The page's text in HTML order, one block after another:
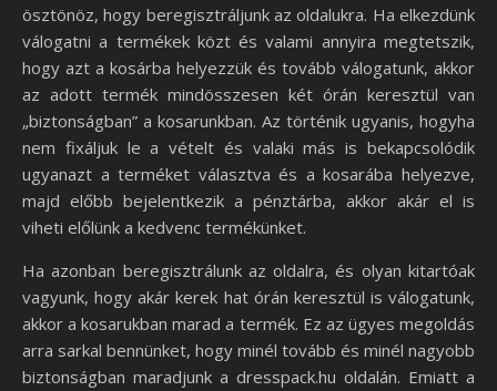
ösztönöz, hogy beregisztráljunk az oldalukra. Ha elkezdünk
válogatni a termékek közt és valami annyira megtetszik,
hogy azt a kosárba helyezzük és tovább válogatunk, akkor
az adott termék mindösszesen két órán keresztül van
„biztonságban” a kosarunkban. Az történik ugyanis, hogyha
nem fixáljuk le a vételt és valaki más is bekapcsolódik
ugyanazt a terméket választva és a kosarába helyezve,
majd előbb bejelentkezik a pénztárba, akkor akár el is
viheti előlünk a kedvenc termékünket.
Ha azonban beregisztrálunk az oldalra, és olyan kitartóak
vagyunk, hogy akár kerek hat órán keresztül is válogatunk,
akkor a kosarukban marad a termék. Ez az ügyes megoldás
arra sarkal bennünket, hogy minél tovább és minél nagyobb
biztonságban maradjunk a dresspack.hu oldalán. Emiatt a